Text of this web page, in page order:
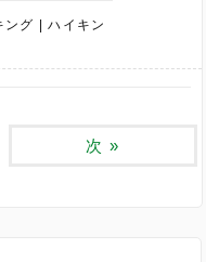
ング
ハイキン
次 »